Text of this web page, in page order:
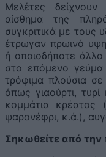
Μελέτες
αίσθημα της
συγκριτικά με τους
έτρωγαν πρωινό
ή οποιοδήποτε άλλο
στο επόμενο
τρόφιμα πλούσια
όπως γιαούρτι,
κομμάτια κρέατος
ψαρονέφρι, κ.ά.),
Σηκωθείτε από την